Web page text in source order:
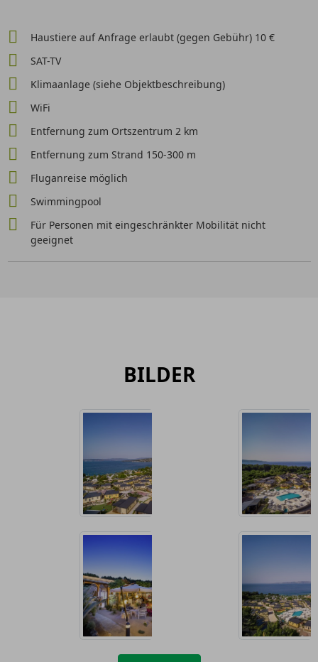
Haustiere auf Anfrage erlaubt (gegen Gebühr) 10 €
SAT-TV
Klimaanlage (siehe Objektbeschreibung)
WiFi
Entfernung zum Ortszentrum 2 km
Entfernung zum Strand 150-300 m
Fluganreise möglich
Swimmingpool
Für Personen mit eingeschränkter Mobilität nicht
geeignet
BILDER